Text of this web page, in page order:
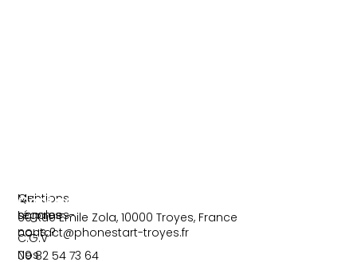
Mentions
Légales
C.G.V
Qui
sommes-
nous ?
Nos
Contact
60 Rue Emile Zola, 10000 Troyes, France
contact@phonestart-troyes.fr
09 82 54 73 64